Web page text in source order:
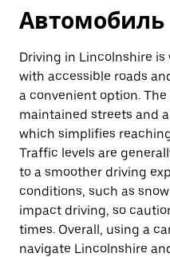
Автомобиль
Driving in Lincolnshire
with accessible roads
a convenient option.
maintained streets and
which simplifies
Traffic levels are
to a smoother driving
conditions, such as
impact driving, so
times. Overall, using a
navigate Lincolnshire